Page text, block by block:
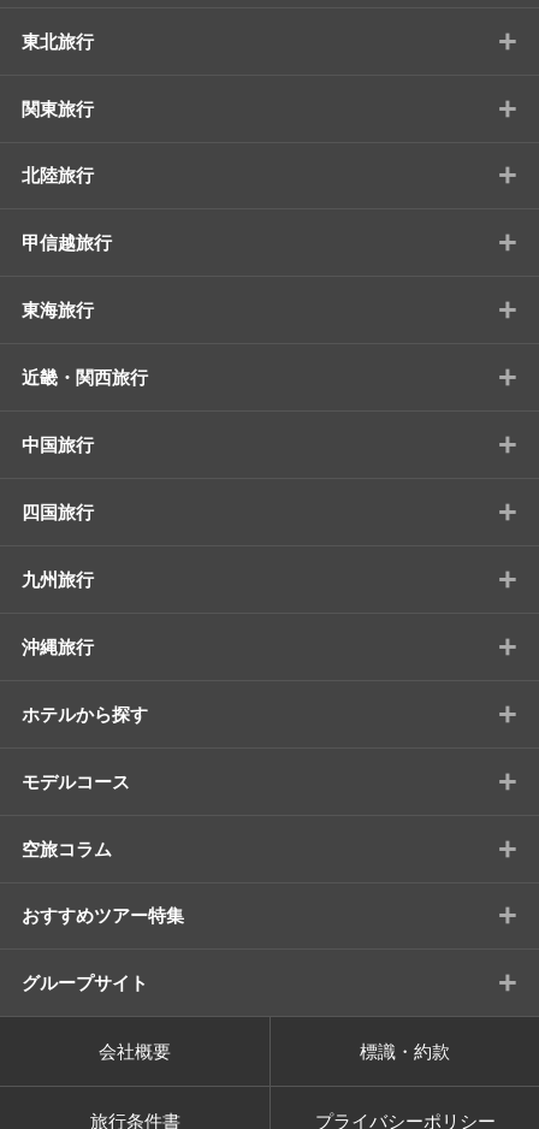
東北旅行 +
関東旅行 +
北陸旅行 +
甲信越旅行 +
東海旅行 +
近畿・関西旅行 +
中国旅行 +
四国旅行 +
九州旅行 +
沖縄旅行 +
ホテルから探す +
モデルコース +
空旅コラム +
おすすめツアー特集 +
グループサイト +
会社概要 標識・約款
旅行条件書 プライバシーポリシー